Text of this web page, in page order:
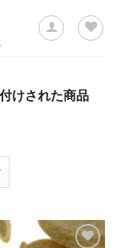
けされた商品